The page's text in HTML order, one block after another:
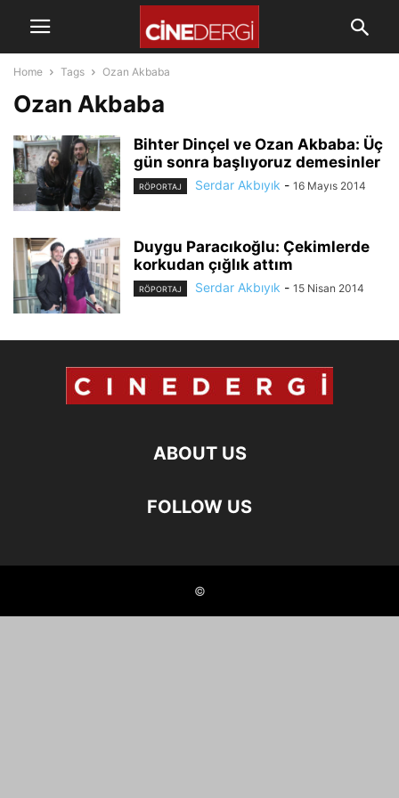
Home Tags Ozan Akbaba
Ozan Akbaba
Bihter Dinçel ve Ozan Akbaba: Üç
gün sonra başlıyoruz demesinler
RÖPORTAJ Serdar Akbıyık - 16 Mayıs 2014
Duygu Paracıkoğlu: Çekimlerde
korkudan çığlık attım
RÖPORTAJ Serdar Akbıyık - 15 Nisan 2014
ABOUT US
FOLLOW US
©